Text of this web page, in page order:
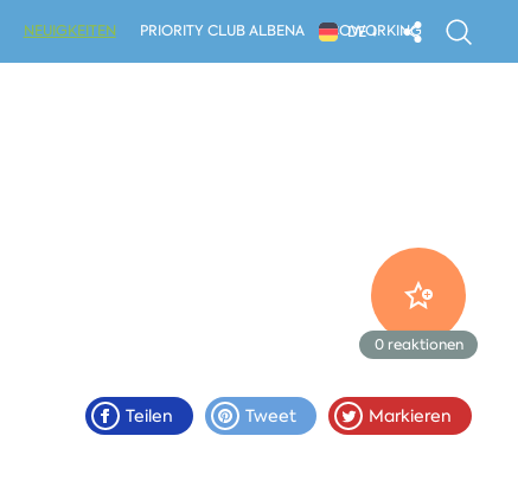
NEUIGKEITEN PRIORITY CLUB ALBENA COWORKING
DE
Teilen Tweet Markieren
0reaktionen